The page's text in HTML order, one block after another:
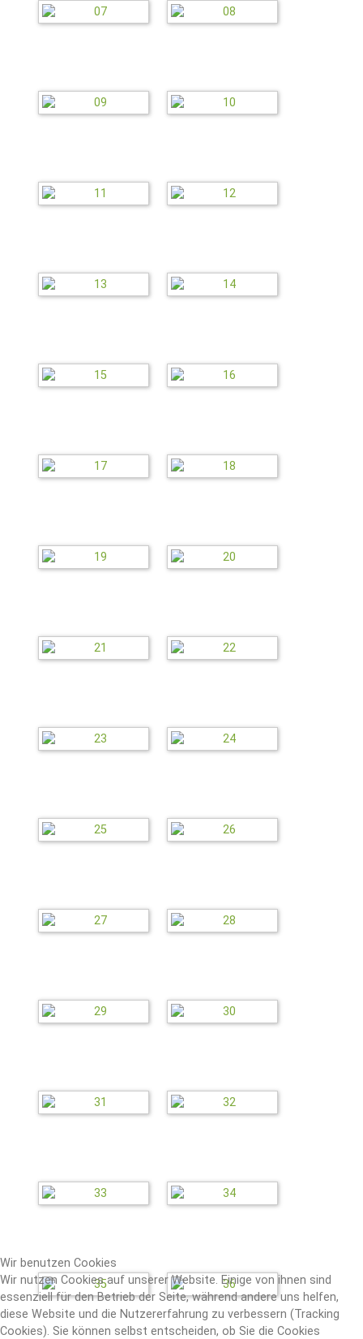
Wir benutzen Cookies
Wir nutzen Cookies auf unserer Website. Einige von ihnen sind
essenziell für den Betrieb der Seite, während andere uns helfen,
diese Website und die Nutzererfahrung zu verbessern (Tracking
Cookies). Sie können selbst entscheiden, ob Sie die Cookies